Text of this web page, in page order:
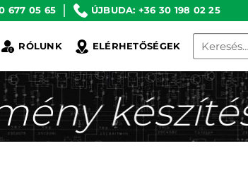
677 05 65 ÚJBUDA: +36 30 198 02 25
RÓLUNK ELÉRHETŐSÉGEK
Keresés